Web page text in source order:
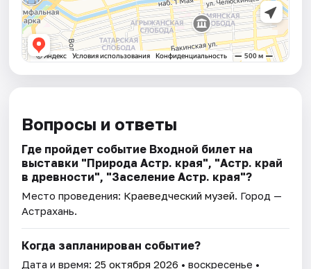
Вопросы и ответы
Где пройдет событие Входной билет на
выставки "Природа Астр. края", "Астр. край
в древности", "Заселение Астр. края"?
Место проведения: Краеведческий музей. Город —
Астрахань.
Когда запланирован событие?
Дата и время:25 октября 2026 • воскресенье •